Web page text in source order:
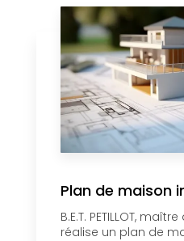
Plan de maison
B.E.T. PETILLOT,
réalise un plan de